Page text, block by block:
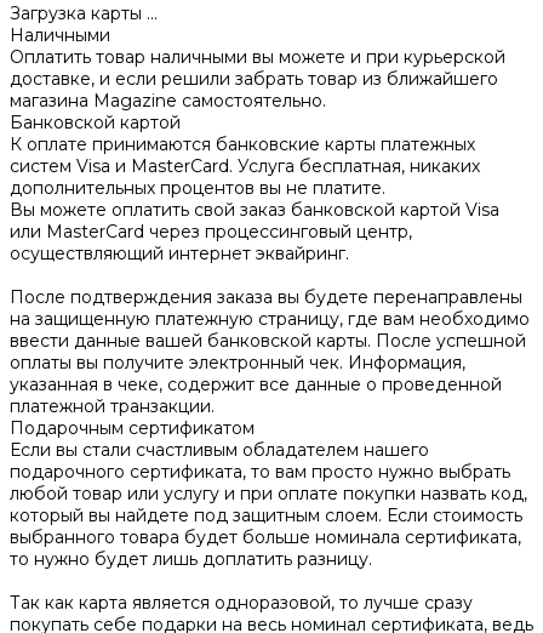
Загрузка карты ...
Наличными
Оплатить товар наличными вы можете и при курьерской
доставке, и если решили забрать товар из ближайшего
магазина Magazine самоcтоятельно.
Банковской картой
К оплате принимаются банковские карты платежных
систем Visa и MasterCard. Услуга бесплатная, никаких
дополнительных процентов вы не платите.
Вы можете оплатить свой заказ банковской картой Visa
или MasterCard через процессинговый центр,
осуществляющий интернет эквайринг.
После подтверждения заказа вы будете перенаправлены
на защищенную платежную страницу, где вам необходимо
ввести данные вашей банковской карты. После успешной
оплаты вы получите электронный чек. Информация,
указанная в чеке, содержит все данные о проведенной
платежной транзакции.
Подарочным сертификатом
Если вы стали счастливым обладателем нашего
подарочного сертификата, то вам просто нужно выбрать
любой товар или услугу и при оплате покупки назвать код,
который вы найдете под защитным слоем. Если стоимость
выбранного товара будет больше номинала сертификата,
то нужно будет лишь доплатить разницу.
Так как карта является одноразовой, то лучше сразу
покупать себе подарки на весь номинал сертификата, ведь